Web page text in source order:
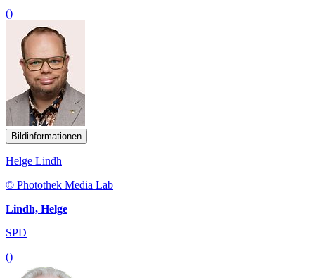
()
Bildinformationen
Helge Lindh
© Photothek Media Lab
Lindh, Helge
SPD
()